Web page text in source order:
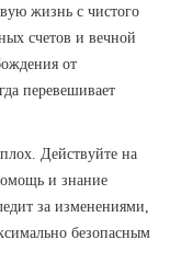
жизнь с чистого
счетов и вечной
от
перевешивает
Действуйте на
и знание
за изменениями,
безопасным